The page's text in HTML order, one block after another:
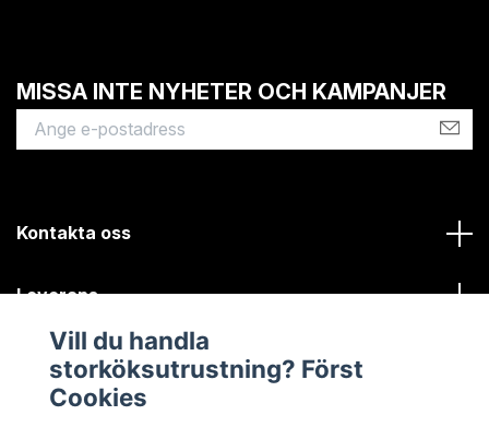
MISSA INTE NYHETER OCH KAMPANJER
Kontakta oss
Leverans
Kundinformation
Vill du handla
storköksutrustning? Först
Cookies